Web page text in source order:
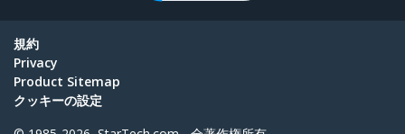
規約
Privacy
Product Sitemap
クッキーの設定